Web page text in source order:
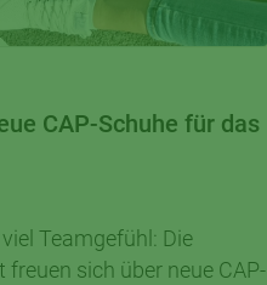
CAP-Schuhe für das
Teamgefühl: Die
sich über neue CAP-